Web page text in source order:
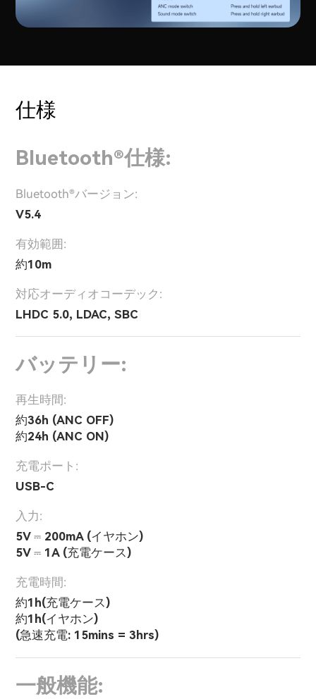
仕様
Bluetooth®仕様:
Bluetooth®バージョン:
V5.4
有効範囲:
約10m
対応オーディオコーデック:
LHDC 5.0, LDAC, SBC
バッテリー:
再生時間:
約36h (ANC OFF)
約24h (ANC ON)
充電ポート:
USB-C
入力:
5V ⎓ 200mA (イヤホン)
5V ⎓ 1A (充電ケース)
充電時間:
約1h(充電ケース)
約1h(イヤホン)
(急速充電: 15mins = 3hrs)
一般機能: